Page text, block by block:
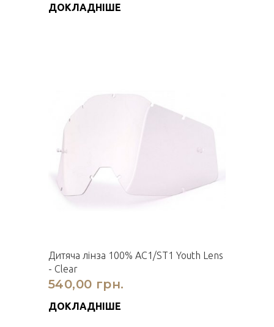
ДОКЛАДНІШЕ
Дитяча лінза 100% AC1/ST1 Youth Lens
- Clear
540,00 грн.
ДОКЛАДНІШЕ